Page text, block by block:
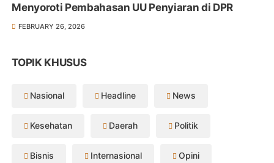
Menyoroti Pembahasan UU Penyiaran di DPR
FEBRUARY 26, 2026
TOPIK KHUSUS
Nasional Headline News
Kesehatan Daerah Politik
Bisnis Internasional Opini